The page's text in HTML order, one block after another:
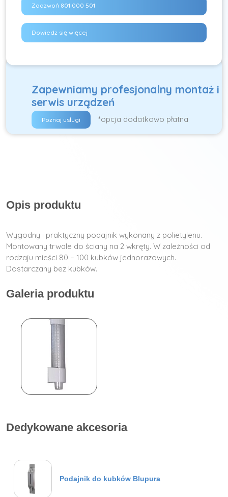
Zadzwoń 801 000 501
Dowiedz się więcej
Zapewniamy profesjonalny montaż i
serwis urządzeń
Poznaj usługi *opcja dodatkowo płatna
Opis produktu
Wygodny i praktyczny podajnik wykonany z polietylenu.
Montowany trwale do ściany na 2 wkręty. W zależności od
rodzaju mieści 80 – 100 kubków jednorazowych.
Dostarczany bez kubków.
Galeria produktu
Dedykowane akcesoria
Podajnik do kubków Blupura